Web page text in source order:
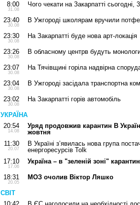
8:00
31.08
Чого чекати на Закарпатті сьогодні,
23:40
30.08
В Ужгороді школярам вручили
23:30
30.08
На Закарпатті буде нова арт-локація
23:26
30.08
В обласному центрв будуть
23:07
30.08
На Тячівщині горіла надвірна
23:04
30.08
В Ужгороді засідала транспортна
23:02
30.08
На Закарпатті горів автомобіль
УКРАЇНА
20:54
14.08
Уряд продовжив карантин В
жовтня
11:30
20.07
В Україні з’явилась нова група
енергоресурсів Tolk
17:10
17.06
Україна – в "зеленій зоні"
18:31
20.05
МОЗ очолив Віктор Ляшко
СВІТ